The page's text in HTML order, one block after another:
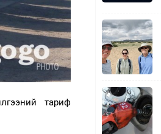
тариф